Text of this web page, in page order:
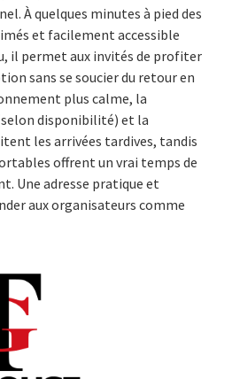
À quelques minutes à pied des
et facilement accessible
il permet aux invités de profiter
sans se soucier du retour en
plus calme, la
disponibilité) et la
les arrivées tardives, tandis
offrent un vrai temps de
Une adresse pratique et
aux organisateurs comme